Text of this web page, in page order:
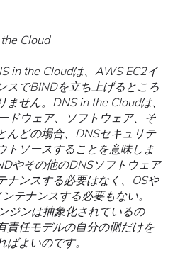
Cloud
in the Cloudは、AWS EC2イ
スでBINDを立ち上げるところ
ません。DNS in the Cloudは、
ドウェア、ソフトウェア、そ
んどの場合、DNSセキュリテ
トソースすることを意味しま
やその他のDNSソフトウェア
ナンスする必要はなく、OSや
テナンスする必要もない。
ジンは抽象化されているの
責任モデルの自分の側だけを
ばよいのです。